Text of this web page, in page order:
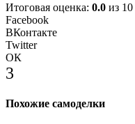
Итоговая оценка: 0.0 из 10
Facebook
ВКонтакте
Twitter
ОК
3
Похожие самоделки